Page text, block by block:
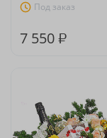
Под заказ
7 550 ₽